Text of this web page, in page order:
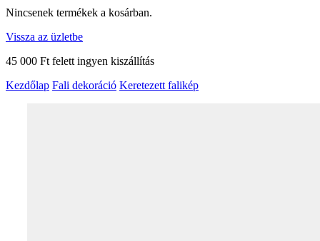
Nincsenek termékek a kosárban.
Vissza az üzletbe
45 000 Ft felett ingyen kiszállítás
Kezdőlap Fali dekoráció Keretezett falikép